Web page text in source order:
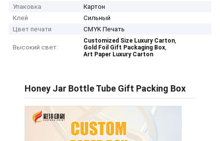
Упаковка
Картон
Клей
Сильный
Цвет печати
CMYK Печать
Высокий свет:
Customized Size Luxury Carton,
Gold Foil Gift Packaging Box,
Art Paper Luxury Carton
Honey Jar Bottle Tube Gift Packing Box